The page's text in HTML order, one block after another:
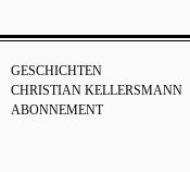
GESCHICHTEN
CHRISTIAN KELLERSMANN
ABONNEMENT